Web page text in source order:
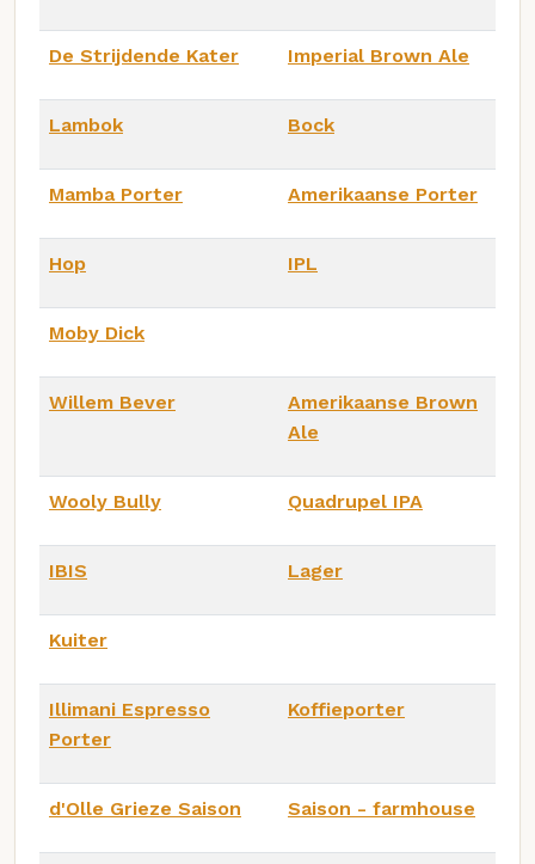
De Strijdende Kater Imperial Brown Ale
Lambok Bock
Mamba Porter Amerikaanse Porter
Hop IPL
Moby Dick
Willem Bever
Amerikaanse Brown
Ale
Wooly Bully Quadrupel IPA
IBIS Lager
Kuiter
Illimani Espresso
Porter
Koffieporter
d'Olle Grieze Saison Saison - farmhouse